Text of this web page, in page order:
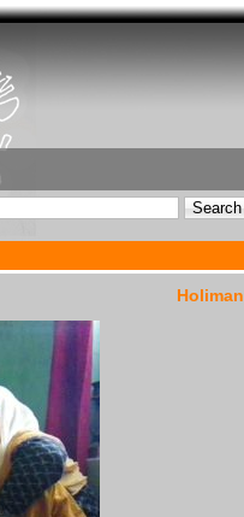
Holiman